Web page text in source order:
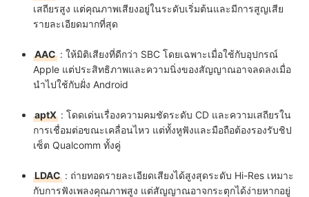
เสถียรสูง แต่คุณภาพเสียงอยู่ในระดับเริ่มต้นและมีการสูญเสีย
รายละเอียดมากที่สุด
AAC : ให้มิติเสียงที่ดีกว่า SBC โดยเฉพาะเมื่อใช้กับอุปกรณ์
Apple แต่ประสิทธิภาพและความนิ่งของสัญญาณอาจลดลงเมื่อ
นำไปใช้กับฝั่ง Android
aptX : โดดเด่นเรื่องความคมชัดระดับ CD และความเสถียรใน
การเชื่อมต่อขณะเคลื่อนไหว แต่ทั้งหูฟังและมือถือต้องรองรับชิป
เซ็ต Qualcomm ทั้งคู่
LDAC : ถ่ายทอดรายละเอียดเสียงได้สูงสุดระดับ Hi-Res เหมาะ
กับการฟังเพลงคุณภาพสูง แต่สัญญาณอาจกระตุกได้ง่ายหากอยู่